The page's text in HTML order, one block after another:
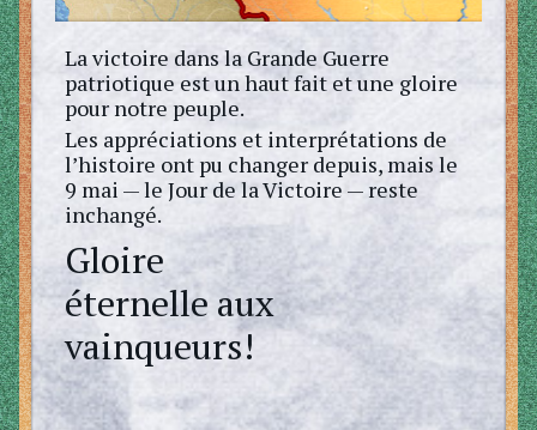
La victoire dans la Grande Guerre
patriotique est un haut fait et une gloire
pour notre peuple.
Les appréciations et interprétations de
l’histoire ont pu changer depuis, mais le
9 mai — le Jour de la Victoire — reste
inchangé.
Gloire
éternelle aux
vainqueurs!